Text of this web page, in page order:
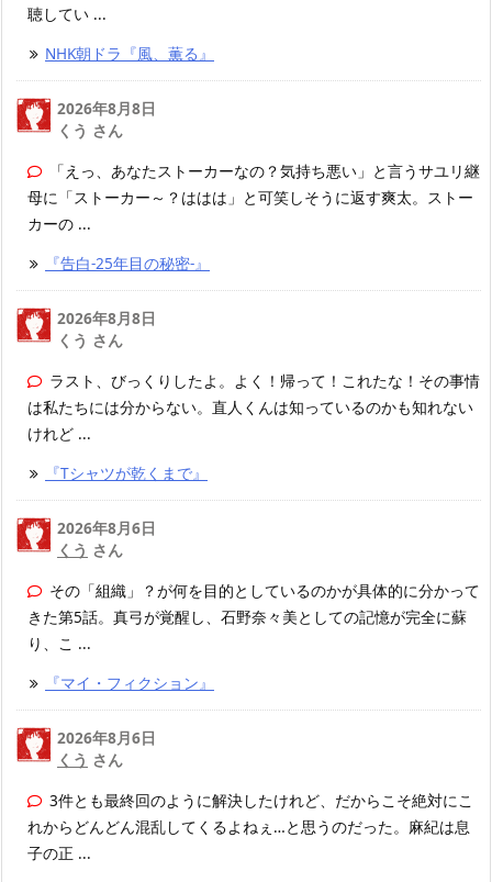
聴してい ...
NHK朝ドラ『風、薫る』
2026年8月8日
くう さん
「えっ、あなたストーカーなの？気持ち悪い」と言うサユリ継
母に「ストーカー～？ははは」と可笑しそうに返す爽太。ストー
カーの ...
『告白-25年目の秘密-』
2026年8月8日
くう さん
ラスト、びっくりしたよ。よく！帰って！これたな！その事情
は私たちには分からない。直人くんは知っているのかも知れない
けれど ...
『Tシャツが乾くまで』
2026年8月6日
くう さん
その「組織」？が何を目的としているのかが具体的に分かって
きた第5話。真弓が覚醒し、石野奈々美としての記憶が完全に蘇
り、こ ...
『マイ・フィクション』
2026年8月6日
くう さん
3件とも最終回のように解決したけれど、だからこそ絶対にこ
れからどんどん混乱してくるよねぇ…と思うのだった。麻紀は息
子の正 ...